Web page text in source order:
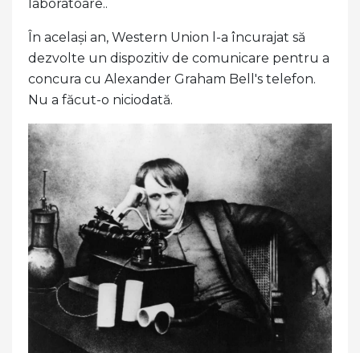
laboratoare..
În același an, Western Union l-a încurajat să
dezvolte un dispozitiv de comunicare pentru a
concura cu Alexander Graham Bell's telefon.
Nu a făcut-o niciodată.